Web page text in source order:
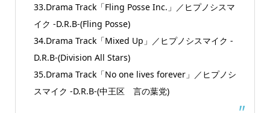
33.Drama Track「Fling Posse Inc.」／ヒプノシスマ
イク -D.R.B-(Fling Posse)
34.Drama Track「Mixed Up」／ヒプノシスマイク -
D.R.B-(Division All Stars)
35.Drama Track「No one lives forever」／ヒプノシ
スマイク -D.R.B-(中王区 言の葉党)